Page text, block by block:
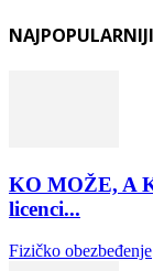
KO MOŽE, A
licenci...
Fizičko obezbeđenje